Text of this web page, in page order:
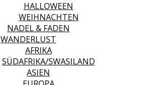
HALLOWEEN
WEIHNACHTEN
NADEL & FADEN
WANDERLUST
AFRIKA
SÜDAFRIKA/SWASILAND
ASIEN